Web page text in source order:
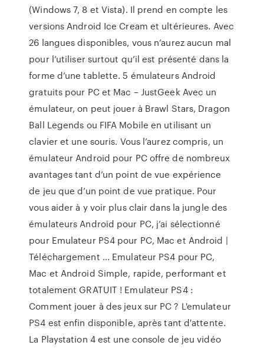
(Windows 7, 8 et Vista). Il prend en compte les
versions Android Ice Cream et ultérieures. Avec
26 langues disponibles, vous n’aurez aucun mal
pour l’utiliser surtout qu’il est présenté dans la
forme d’une tablette. 5 émulateurs Android
gratuits pour PC et Mac – JustGeek Avec un
émulateur, on peut jouer à Brawl Stars, Dragon
Ball Legends ou FIFA Mobile en utilisant un
clavier et une souris. Vous l’aurez compris, un
émulateur Android pour PC offre de nombreux
avantages tant d’un point de vue expérience
de jeu que d’un point de vue pratique. Pour
vous aider à y voir plus clair dans la jungle des
émulateurs Android pour PC, j’ai sélectionné
pour Emulateur PS4 pour PC, Mac et Android |
Téléchargement ... Emulateur PS4 pour PC,
Mac et Android Simple, rapide, performant et
totalement GRATUIT ! Emulateur PS4 :
Comment jouer à des jeux sur PC ? L'emulateur
PS4 est enfin disponible, après tant d'attente.
La Playstation 4 est une console de jeu vidéo